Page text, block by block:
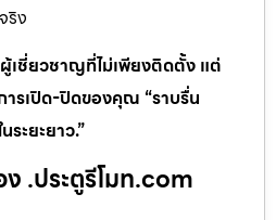
ริง
ผู้เชี่ยวชาญที่ไม่เพียงติดตั้ง แต่
ารเปิด-ปิดของคุณ “ราบรื่น
ะยะยาว.”
.ประตูรีโมท.com